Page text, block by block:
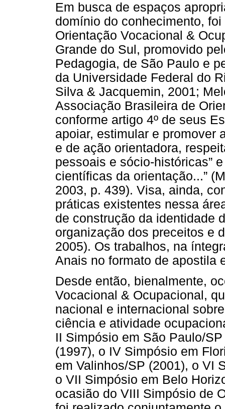
Em busca de espaços
domínio do conhecimento,
Orientação Vocacional &
Grande do Sul, promovido
Pedagogia, de São Paulo e
da Universidade Federal do
Silva & Jacquemin, 2001;
Associação Brasileira de
conforme artigo 4º de seus
apoiar, estimular e promover
e de ação orientadora,
pessoais e sócio-históricas”
científicas da orientação...”
2003, p. 439). Visa, ainda,
práticas existentes nessa
de construção da identidade
organização dos preceitos e
2005). Os trabalhos, na
Anais no formato de apostila
Desde então, bienalmente,
Vocacional & Ocupacional,
nacional e internacional
ciência e atividade
II Simpósio em São Paulo/
(1997), o IV Simpósio em
em Valinhos/SP (2001), o VI
o VII Simpósio em Belo
ocasião do VIII Simpósio de